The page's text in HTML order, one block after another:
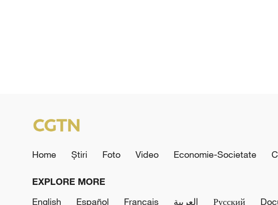
Home Știri Foto Video Economie-Societate
EXPLORE MORE
English
Español Français العربية Русский